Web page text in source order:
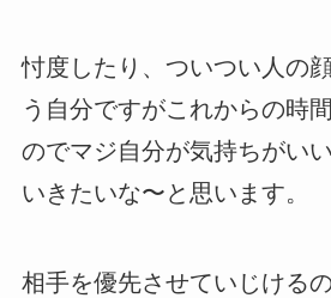
忖度したり、ついつい人の
う自分ですがこれからの時
のでマジ自分が気持ちがい
いきたいな〜と思います。
相手を優先させていじける